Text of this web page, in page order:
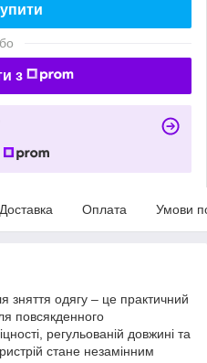
з
Доставка Оплата Умови
зняття одягу – це практичний
повсякденного
регульованій довжині та
стане незамінним